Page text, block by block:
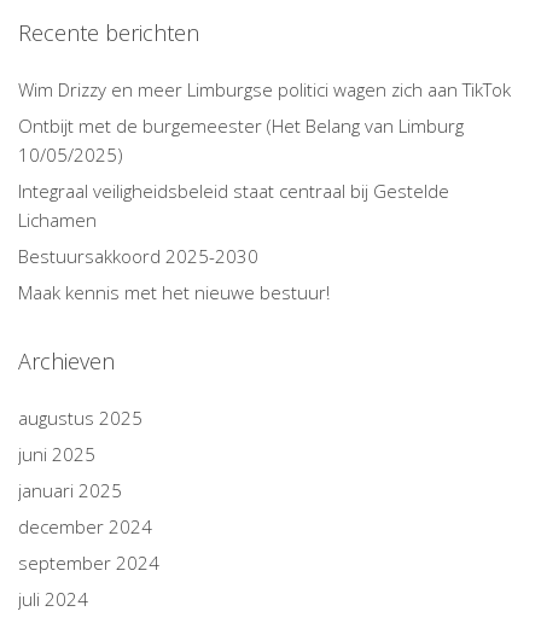
Recente berichten
Wim Drizzy en meer Limburgse politici wagen zich aan TikTok
Ontbijt met de burgemeester (Het Belang van Limburg
10/05/2025)
Integraal veiligheidsbeleid staat centraal bij Gestelde
Lichamen
Bestuursakkoord 2025-2030
Maak kennis met het nieuwe bestuur!
Archieven
augustus 2025
juni 2025
januari 2025
december 2024
september 2024
juli 2024